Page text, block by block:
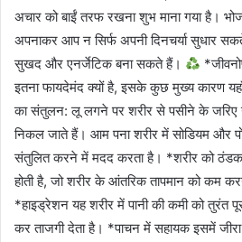
अचार को बाईं तरफ रखना शुभ माना गया है।
अपनाकर आप न सिर्फ अपनी दिनचर्या सुधार
सुखद और एनर्जेटिक बना सकते हैं।
इतना फायदेमंद क्यों है, इसके कुछ मुख्य कारण
का संतुलन: लू लगने पर शरीर से पसीने के
निकल जाते हैं। आम पना शरीर में सोडियम और
संतुलित करने में मदद करता है। *शरीर को
होती है, जो शरीर के आंतरिक तापमान को कम
*हाइड्रेशन यह शरीर में पानी की कमी को तुरंत
कर ताजगी देता है। *पाचन में सहायक इसमें